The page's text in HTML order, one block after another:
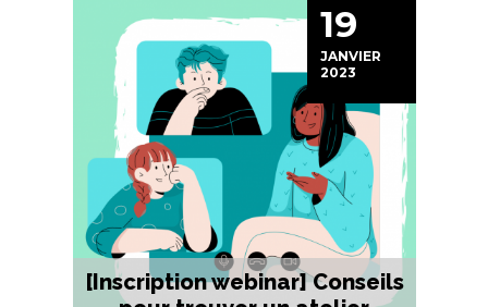
19
JANVIER
2023
[Inscription webinar] Conseils